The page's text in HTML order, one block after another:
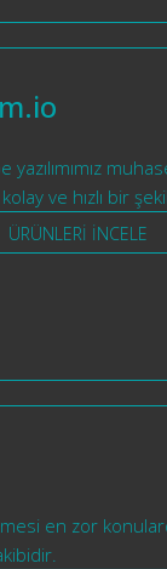
ve hızlı bir
ÜRÜNLERİ İNCELE
en zor